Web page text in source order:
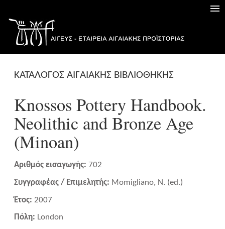
ΚΑΤΑΛΟΓΟΣ ΑΙΓΑΙΑΚΗΣ ΒΙΒΛΙΟΘΗΚΗΣ
Knossos Pottery Handbook.
Neolithic and Bronze Age
(Minoan)
Αριθμός εισαγωγής: 702
Συγγραφέας / Επιμελητής: Momigliano, N. (ed.)
Έτος: 2007
Πόλη: London